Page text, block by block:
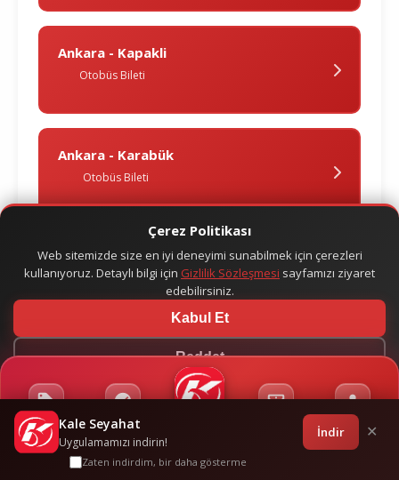
Ankara - Kapakli
Otobüs Bileti
Ankara - Karabük
Otobüs Bileti
Ankara - Kirklareli̇
Otobüs Bileti
Ankara - Kozlu
Otobüs Bileti
Ankara - Küçükkuyu
Kampanyalar Sponsorluklar Giriş
Çerez Politikası
Web sitemizde size en iyi deneyimi sunabilmek için çerezleri
kullanıyoruz. Detaylı bilgi için Gizlilik Sözleşmesi sayfamızı ziyaret
edebilirsiniz.
Kabul Et
Reddet
Kale Seyahat
Uygulamamızı indirin!
İndir ✕
Zaten indirdim, bir daha gösterme